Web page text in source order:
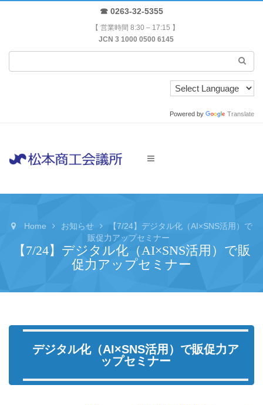
☎ 0263-32-5355
【 営業時間 8:30 – 17:15 】
JCN 3 1000 0500 6145
Powered by Translate
Home お知らせ
【7/24】デジタル化（AI×SNS活用）で
販促力アップセミナー
【7/24】デジタル化（AI×SNS活用）で販
促力アップセミナー
デジタル化（AI×SNS活用）で販促力ア
ップセミナー